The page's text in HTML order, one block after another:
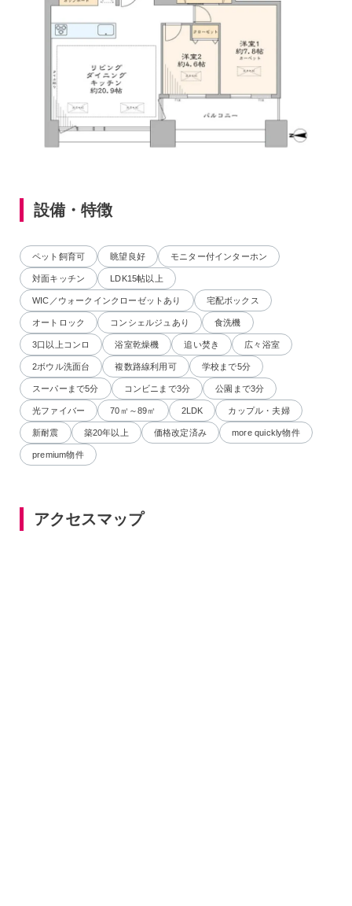
設備・特徴
ペット飼育可 眺望良好 モニター付インターホン
対面キッチン LDK15帖以上
WIC／ウォークインクローゼットあり 宅配ボックス
オートロック コンシェルジュあり 食洗機
3口以上コンロ 浴室乾燥機 追い焚き 広々浴室
2ボウル洗面台 複数路線利用可 学校まで5分
スーパーまで5分 コンビニまで3分 公園まで3分
光ファイバー 70㎡～89㎡ 2LDK カップル・夫婦
新耐震 築20年以上 価格改定済み more quickly物件
premium物件
アクセスマップ